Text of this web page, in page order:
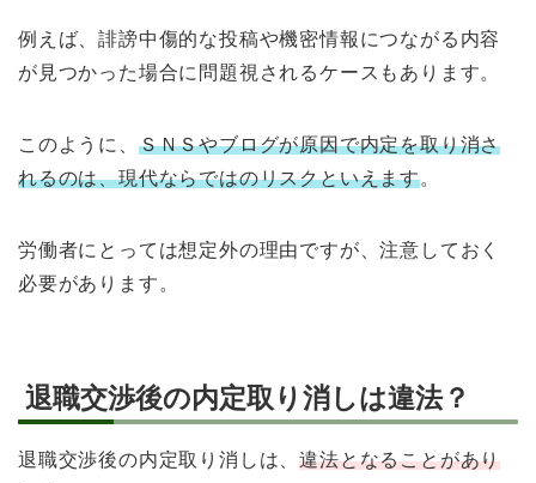
例えば、誹謗中傷的な投稿や機密情報につながる内容
が見つかった場合に問題視されるケースもあります。
このように、 ＳＮＳやブログが原因で内定を取り消さ
れるのは、現代ならではのリスクといえます。
労働者にとっては想定外の理由ですが、注意しておく
必要があります。
退職交渉後の内定取り消しは違法？
退職交渉後の内定取り消しは、違法となることがあり